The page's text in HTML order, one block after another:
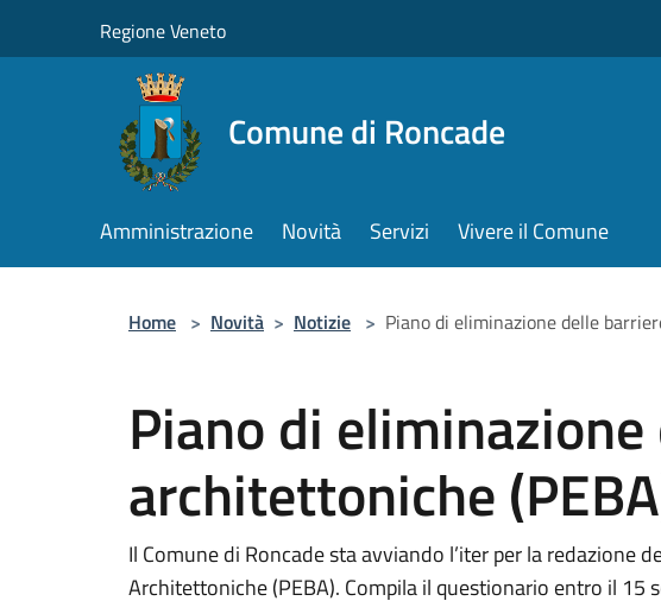
Regione Veneto
Comune di Roncade
Amministrazione Novità Servizi Vivere il Comune
Home > Novità > Notizie > Piano di eliminazione delle
Piano di
architettoniche
Il Comune di Roncade sta avviando l’iter per la redazione
Architettoniche (PEBA). Compila il questionario entro il 15